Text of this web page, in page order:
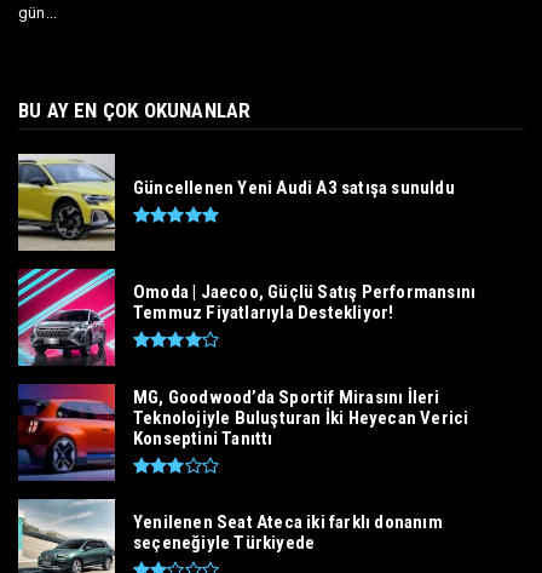
gün...
BU AY EN ÇOK OKUNANLAR
Güncellenen Yeni Audi A3 satışa sunuldu
Omoda | Jaecoo, Güçlü Satış Performansını
Temmuz Fiyatlarıyla Destekliyor!
MG, Goodwood’da Sportif Mirasını İleri
Teknolojiyle Buluşturan İki Heyecan Verici
Konseptini Tanıttı
Yenilenen Seat Ateca iki farklı donanım
seçeneğiyle Türkiyede